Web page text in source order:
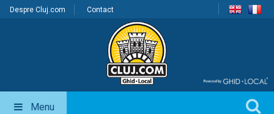
Despre Cluj.com Contact
Menu